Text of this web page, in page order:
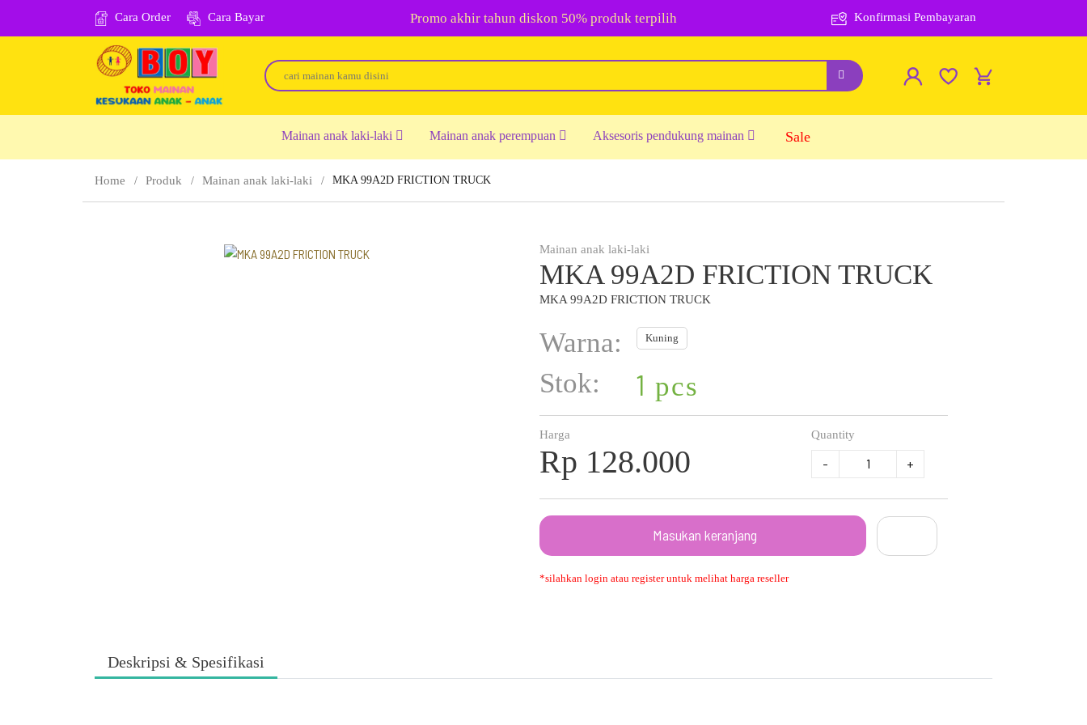
Cara Order Cara Bayar Promo akhir tahun diskon 50% produk terpilih Konfirmasi Pembayaran
Mainan anak laki-laki Mainan anak perempuan Aksesoris pendukung mainan Sale
Home Produk Mainan anak laki-laki MKA 99A2D FRICTION TRUCK
Mainan anak laki-laki
MKA 99A2D FRICTION TRUCK
MKA 99A2D FRICTION TRUCK
Warna: Kuning
Stok: 1 pcs
Harga
Rp 128.000
Quantity
- +
Masukan keranjang
*silahkan login atau register untuk melihat harga reseller
Deskripsi & Spesifikasi